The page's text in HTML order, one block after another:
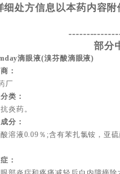
处方信息以本药内容附
部分
滴眼液(溴芬酸滴眼液)
：
厂
类：
炎药。
分：
溶液0.09％;含有苯扎氯铵，亚硫
：